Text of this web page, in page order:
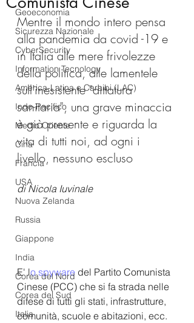
Geoeconomia
Sicurezza Nazionale
CyberSecurity
Information Tecnology
America-Latina e Caraibi (LAC)
Indo-Pacifico
Medio Oriente
Cina
Francia
USA
Nuova Zelanda
Russia
Giappone
India
Corea del Nord
Corea del Sud
Italia
Mentre il mondo intero pensa
alla pandemia da covid -19 e
in Italia alle mere frivolezze
della politica, alle lamentele
sull'inesistente "dittatura
sanitaria", una grave minaccia
è già presente e riguarda la
vita di tutti noi, ad ogni i
livello, nessuno escluso
di Nicola Iuvinale
E' lo spyware del Partito Comunista
Cinese (PCC) che si fa strada nelle
difese di tutti gli stati, infrastrutture,
comunità, scuole e abitazioni, ecc.